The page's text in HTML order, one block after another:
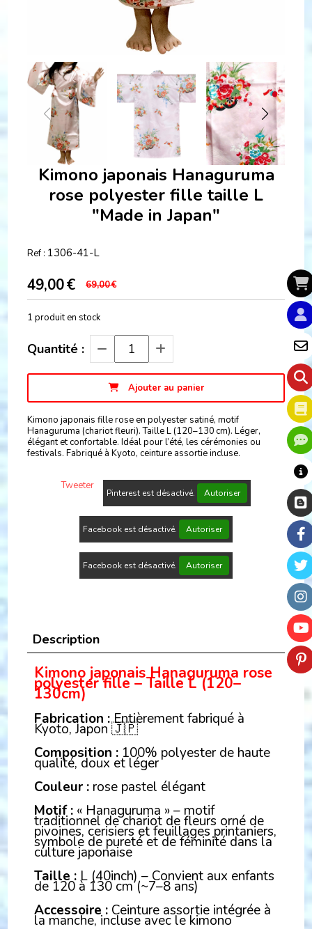
Kimono japonais Hanaguruma
rose polyester fille taille L
"Made in Japan"
Ref : 1306-41-L
49,00€ 69,00€
1 produit en stock
Quantité :
Ajouter au panier
Kimono japonais fille rose en polyester satiné, motif
Hanaguruma (chariot fleuri). Taille L (120–130 cm). Léger,
élégant et confortable. Idéal pour l’été, les cérémonies ou
festivals. Fabriqué à Kyoto, ceinture assortie incluse.
Tweeter
Pinterest est désactivé. Autoriser
Facebook est désactivé. Autoriser
Facebook est désactivé. Autoriser
Description
Kimono japonais Hanaguruma rose
polyester fille – Taille L (120–
130cm)
Fabrication :Entièrement fabriqué à
Kyoto, Japon 🇯🇵
Composition : 100% polyester de haute
qualité, doux et léger
Couleur : rose pastel élégant
Motif : « Hanaguruma » – motif
traditionnel de chariot de fleurs orné de
pivoines, cerisiers et feuillages printaniers,
symbole de pureté et de féminité dans la
culture japonaise
Taille :L (40inch) – Convient aux enfants
de 120 à 130 cm (~7–8 ans)
Accessoire : Ceinture assortie intégrée à
la manche, incluse avec le kimono